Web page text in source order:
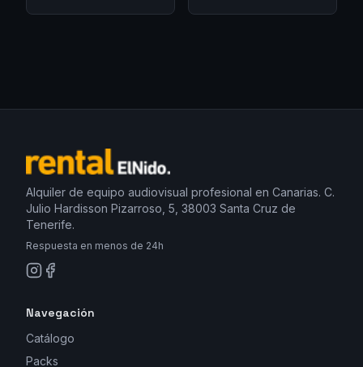
Alquiler de equipo audiovisual profesional en Canarias. C.
Julio Hardisson Pizarroso, 5, 38003 Santa Cruz de
Tenerife.
Respuesta en menos de 24h
Navegación
Catálogo
Packs